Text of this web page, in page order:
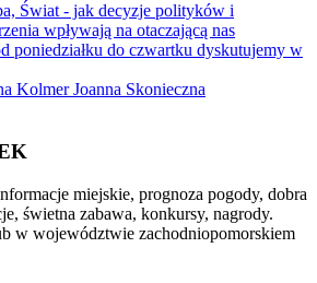
Świat - jak decyzje polityków i
wpływają na otaczającą nas
poniedziałku do czwartku dyskutujemy w
Kolmer Joanna Skonieczna
miejskie, prognoza pogody, dobra
świetna zabawa, konkursy, nagrody.
w województwie zachodniopomorskiem